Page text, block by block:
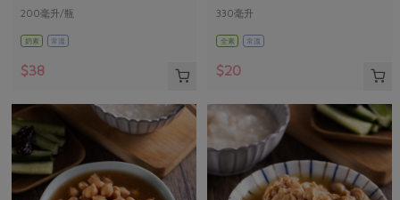
200毫升/瓶
奶素 常溫
$38
330毫升
全素 常溫
$20